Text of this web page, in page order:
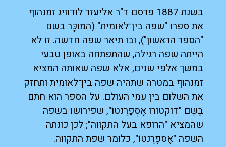
בשנת 1887 פרסם ד"ר אליעזר לודוויג זמנהוף
את ספרו "שפה בין־לאומית" (המוכָּר בשם
"הספר הראשון"), ובו תיאר שפה חדשה. זו לא
הייתה שפה רגילה, שהתפתחה באופן טבעי
במשך אלפי שנים, אלא שפה שאותה המציא
זמנהוף במטרה שתהיה שפה בין־לאומית ותחזק
את השלום בין עמי העולם. על הספר הוא חתם
בַשֵּם "דוקטורו אֶסְפֶּרַנטוֹ", שפירושו בשפה
שהמציא "הרופא בעל התקווה"; לכן כונתה
השפה "אֶסְפֶּרַנטוֹ", כלומר שפת התקווה.